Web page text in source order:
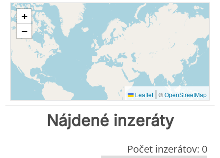
+
−
Leaflet | ©OpenStreetMap
Nájdené inzeráty
Počet inzerátov: 0